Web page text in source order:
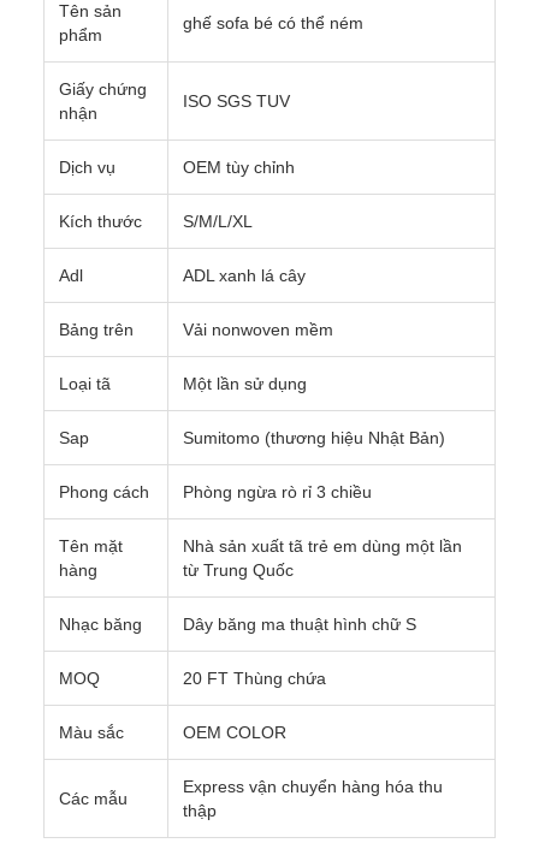
Tên sản
phẩm
ghế sofa bé có thể ném
Giấy chứng
nhận
ISO SGS TUV
Dịch vụ OEM tùy chỉnh
Kích thước S/M/L/XL
Adl ADL xanh lá cây
Bảng trên Vải nonwoven mềm
Loại tã Một lần sử dụng
Sap Sumitomo (thương hiệu Nhật Bản)
Phong cách Phòng ngừa rò rỉ 3 chiều
Tên mặt
hàng
Nhà sản xuất tã trẻ em dùng một lần
từ Trung Quốc
Nhạc băng Dây băng ma thuật hình chữ S
MOQ 20 FT Thùng chứa
Màu sắc OEM COLOR
Các mẫu
Express vận chuyển hàng hóa thu
thập